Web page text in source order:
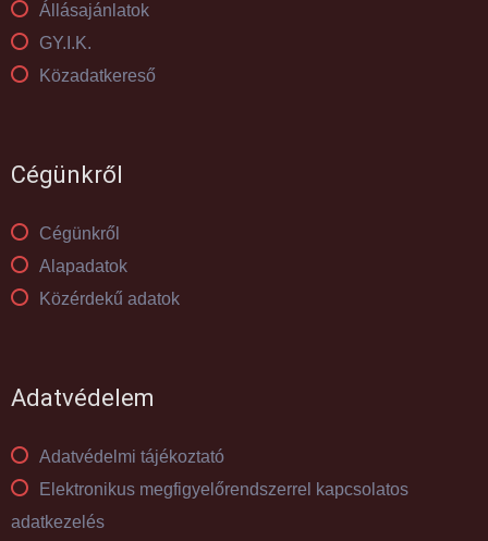
Állásajánlatok
GY.I.K.
Közadatkereső
Cégünkről
Cégünkről
Alapadatok
Közérdekű adatok
Adatvédelem
Adatvédelmi tájékoztató
Elektronikus megfigyelőrendszerrel kapcsolatos
adatkezelés